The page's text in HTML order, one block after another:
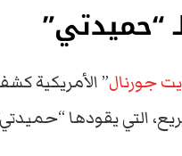
“حميدتي”
جورنال” الأمريكية
التي يقودها